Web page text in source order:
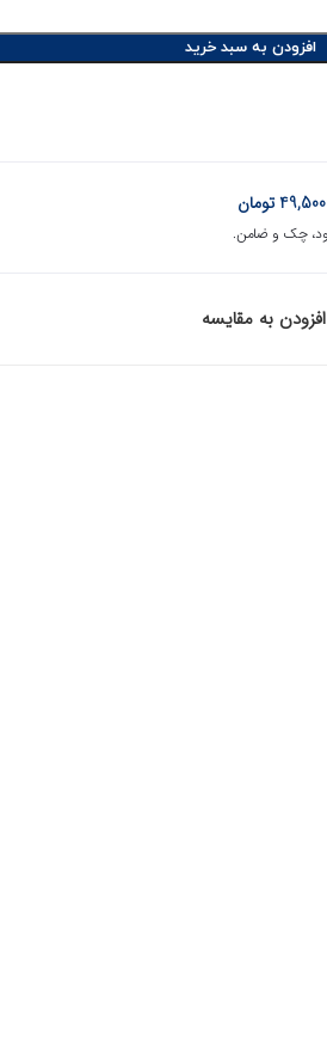
افزودن به سبد خرید
49,500تومان
افزودن به مقایسه